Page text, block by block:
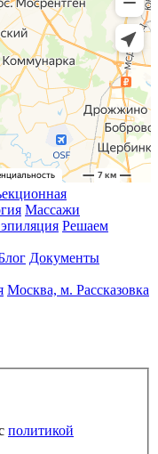
Массажи
Решаем
Документы
Москва, м. Рассказовка
политикой